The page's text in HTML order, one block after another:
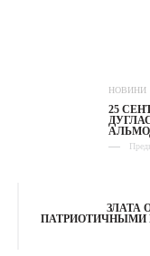
НОВИНИ
25
ЗЛАТА
ПАТРИОТИЧНЫМИ